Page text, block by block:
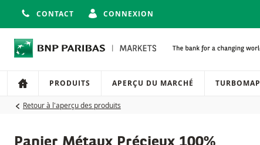
CONTACT CONNEXION
Navigation
Navigation sur le site
PRODUITS APERÇU DU MARCHÉ TURBOMAP
Retour à l'aperçu des produits